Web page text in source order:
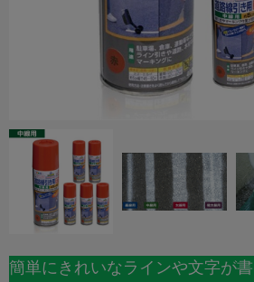
簡単にきれいなラインや文字が